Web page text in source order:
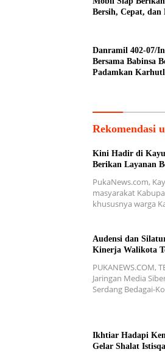
Bersih, Cepat, dan
Danramil 402-07/
Bersama Babinsa
Padamkan
Rekomendasi
Kini Hadir di
Berikan Layanan
PukaNews.com,
masyarakat
khususnya warga
Audensi dan
Kinerja Walikota
PUKANEWS.COM,
Jaringan Media
Serdang Bedagai-
Ikhtiar Hadapi
Gelar Shalat Istisqa